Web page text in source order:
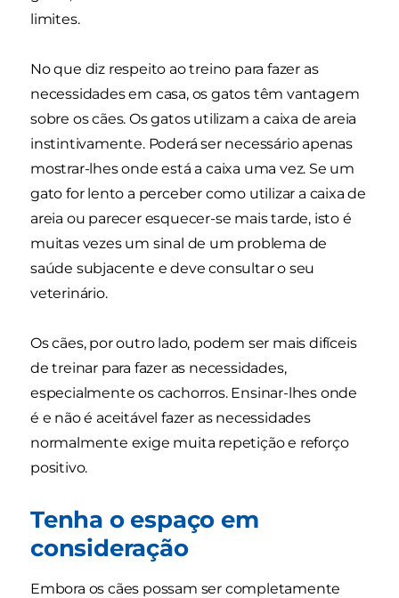
limites.
No que diz respeito ao treino para fazer as
necessidades em casa, os gatos têm vantagem
sobre os cães. Os gatos utilizam a caixa de areia
instintivamente. Poderá ser necessário apenas
mostrar-lhes onde está a caixa uma vez. Se um
gato for lento a perceber como utilizar a caixa de
areia ou parecer esquecer-se mais tarde, isto é
muitas vezes um sinal de um problema de
saúde subjacente e deve consultar o seu
veterinário.
Os cães, por outro lado, podem ser mais difíceis
de treinar para fazer as necessidades,
especialmente os cachorros. Ensinar-lhes onde
é e não é aceitável fazer as necessidades
normalmente exige muita repetição e reforço
positivo.
Tenha o espaço em
consideração
Embora os cães possam ser completamente